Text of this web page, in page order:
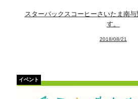
スターバックスコーヒーさいたま南
す。
2018/08/21
イベント